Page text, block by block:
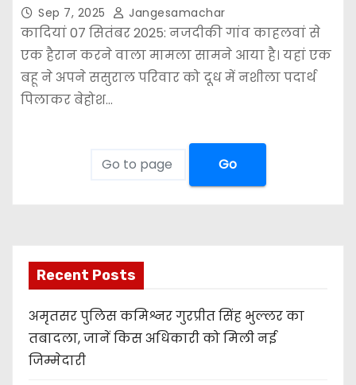
Sep 7, 2025 Jangesamachar
कादियां 07 सितंबर 2025: नजदीकी गांव काहलवां से
एक हैरान करने वाला मामला सामने आया है। यहां एक
बहू ने अपने ससुराल परिवार को दूध में नशीला पदार्थ
पिलाकर बेहोश…
Go
Recent Posts
अमृतसर पुलिस कमिश्नर गुरप्रीत सिंह भुल्लर का
तबादला, जानें किस अधिकारी को मिली नई
जिम्मेदारी